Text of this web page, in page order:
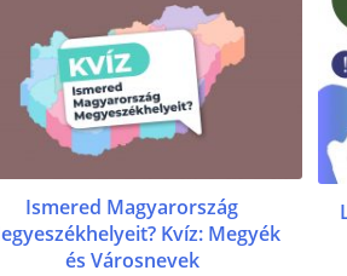
Ismered Magyarország
Kvíz: Megyék
és Városnevek